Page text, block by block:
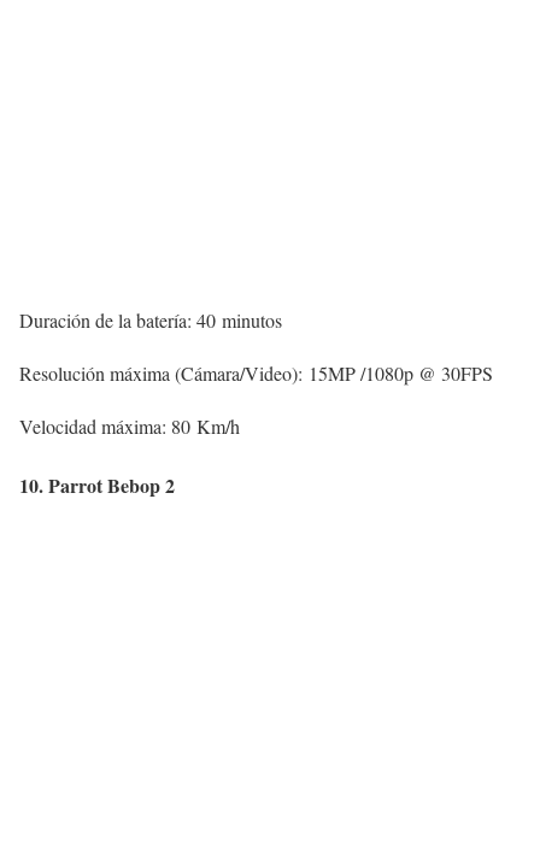
Duración de la batería: 40 minutos
Resolución máxima (Cámara/Video): 15MP /1080p @ 30FPS
Velocidad máxima: 80 Km/h
10. Parrot Bebop 2